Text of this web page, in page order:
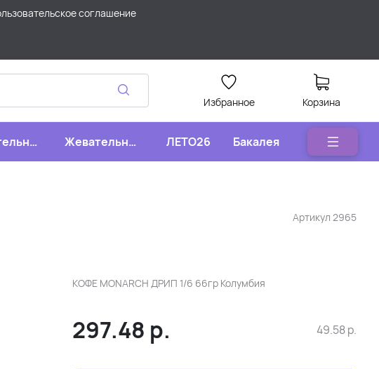
соглашение
Избранное Корзина
Жевательные
конфеты
ЛЕТО26 Бакалея
Артикул 2965
КОФЕ MONARCH ДРИП 1/6 66гр Колумбия
297.48 р. 49.58р.